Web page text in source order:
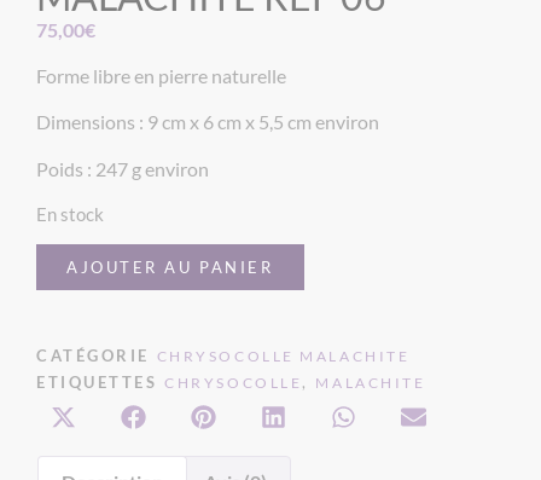
75,00€
Forme libre en pierre naturelle
Dimensions : 9 cm x 6 cm x 5,5 cm environ
Poids : 247 g environ
En stock
AJOUTER AU PANIER
CATÉGORIE CHRYSOCOLLE MALACHITE
ETIQUETTES CHRYSOCOLLE , MALACHITE